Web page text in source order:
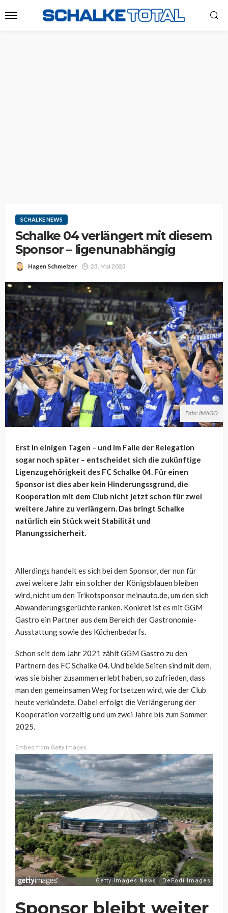
SCHALKE NEWS
Schalke 04 verlängert mit diesem
Sponsor – ligenunabhängig
Hagen Schmelzer 23. Mai 2023
Foto: IMAGO
Erst in einigen Tagen – und im Falle der Relegation
sogar noch später – entscheidet sich die zukünftige
Ligenzugehörigkeit des FC Schalke 04. Für einen
Sponsor ist dies aber kein Hinderungssgrund, die
Kooperation mit dem Club nicht jetzt schon für zwei
weitere Jahre zu verlängern. Das bringt Schalke
natürlich ein Stück weit Stabilität und
Planungssicherheit.
Allerdings handelt es sich bei dem Sponsor, der nun für
zwei weitere Jahr ein solcher der Königsblauen bleiben
wird, nicht um den Trikotsponsor meinauto.de, um den sich
Abwanderungsgerüchte ranken. Konkret ist es mit GGM
Gastro ein Partner aus dem Bereich der Gastronomie-
Ausstattung sowie des Küchenbedarfs.
Schon seit dem Jahr 2021 zählt GGM Gastro zu den
Partnern des FC Schalke 04. Und beide Seiten sind mit dem,
was sie bisher zusammen erlebt haben, so zufrieden, dass
man den gemeinsamen Weg fortsetzen wird, wie der Club
heute verkündete. Dabei erfolgt die Verlängerung der
Kooperation vorzeitig und um zwei Jahre bis zum Sommer
2025.
Embed from Getty Images
Sponsor bleibt weiter